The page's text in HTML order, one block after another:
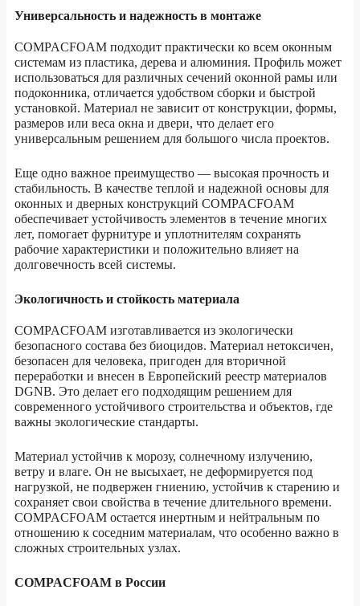
Универсальность и надежность в монтаже
COMPACFOAM подходит практически ко всем оконным
системам из пластика, дерева и алюминия. Профиль может
использоваться для различных сечений оконной рамы или
подоконника, отличается удобством сборки и быстрой
установкой. Материал не зависит от конструкции, формы,
размеров или веса окна и двери, что делает его
универсальным решением для большого числа проектов.
Еще одно важное преимущество — высокая прочность и
стабильность. В качестве теплой и надежной основы для
оконных и дверных конструкций COMPACFOAM
обеспечивает устойчивость элементов в течение многих
лет, помогает фурнитуре и уплотнителям сохранять
рабочие характеристики и положительно влияет на
долговечность всей системы.
Экологичность и стойкость материала
COMPACFOAM изготавливается из экологически
безопасного состава без биоцидов. Материал нетоксичен,
безопасен для человека, пригоден для вторичной
переработки и внесен в Европейский реестр материалов
DGNB. Это делает его подходящим решением для
современного устойчивого строительства и объектов, где
важны экологические стандарты.
Материал устойчив к морозу, солнечному излучению,
ветру и влаге. Он не высыхает, не деформируется под
нагрузкой, не подвержен гниению, устойчив к старению и
сохраняет свои свойства в течение длительного времени.
COMPACFOAM остается инертным и нейтральным по
отношению к соседним материалам, что особенно важно в
сложных строительных узлах.
COMPACFOAM в России